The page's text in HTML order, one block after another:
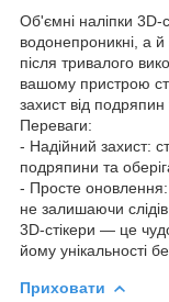
Об'ємні наліпки 3D-
водонепроникні, а й
після тривалого
вашому пристрою
захист від
Переваги:
- Надійний захист:
подряпини та
- Просте оновлення:
не залишаючи
3D-стікери — це
йому унікальності
Приховати